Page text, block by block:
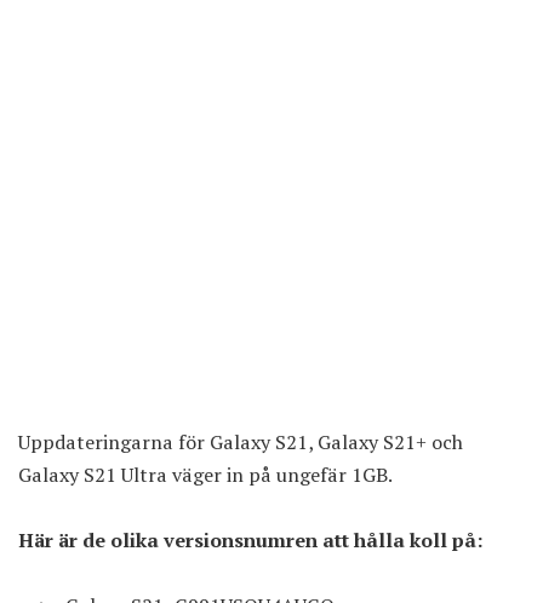
Uppdateringarna för Galaxy S21, Galaxy S21+ och
Galaxy S21 Ultra väger in på ungefär 1GB.
Här är de olika versionsnumren att hålla koll på: